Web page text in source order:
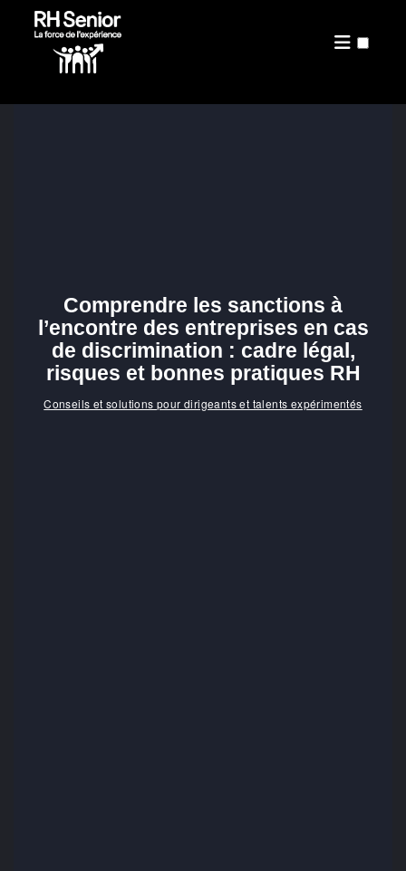
Comprendre les sanctions à
l’encontre des entreprises en cas
de discrimination : cadre légal,
risques et bonnes pratiques RH
Conseils et solutions pour dirigeants et talents expérimentés